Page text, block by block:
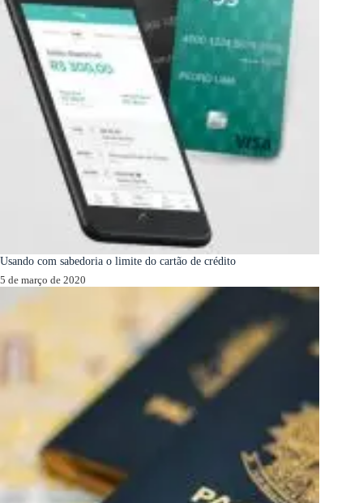
Usando com sabedoria o limite do cartão de crédito
5 de março de 2020